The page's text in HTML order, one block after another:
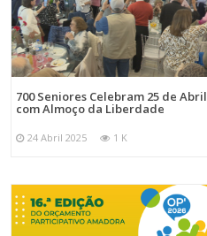
700 Seniores Celebram 25 de Abril
com Almoço da Liberdade
24 Abril 2025 1 K